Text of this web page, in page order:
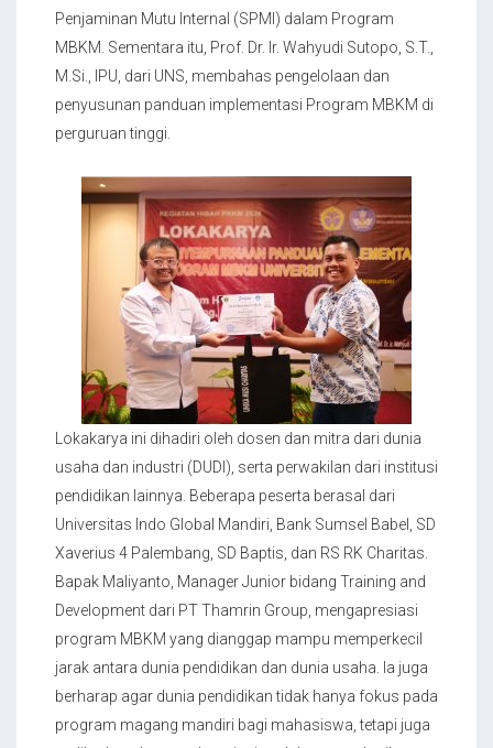
Penjaminan Mutu Internal (SPMI) dalam Program
MBKM. Sementara itu, Prof. Dr. Ir. Wahyudi Sutopo, S.T.,
M.Si., IPU, dari UNS, membahas pengelolaan dan
penyusunan panduan implementasi Program MBKM di
perguruan tinggi.
Lokakarya ini dihadiri oleh dosen dan mitra dari dunia
usaha dan industri (DUDI), serta perwakilan dari institusi
pendidikan lainnya. Beberapa peserta berasal dari
Universitas Indo Global Mandiri, Bank Sumsel Babel, SD
Xaverius 4 Palembang, SD Baptis, dan RS RK Charitas.
Bapak Maliyanto, Manager Junior bidang Training and
Development dari PT Thamrin Group, mengapresiasi
program MBKM yang dianggap mampu memperkecil
jarak antara dunia pendidikan dan dunia usaha. Ia juga
berharap agar dunia pendidikan tidak hanya fokus pada
program magang mandiri bagi mahasiswa, tetapi juga